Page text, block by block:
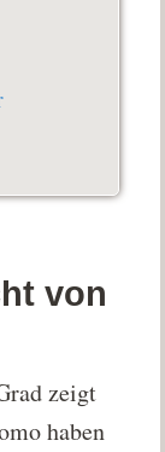
von
zeigt
haben